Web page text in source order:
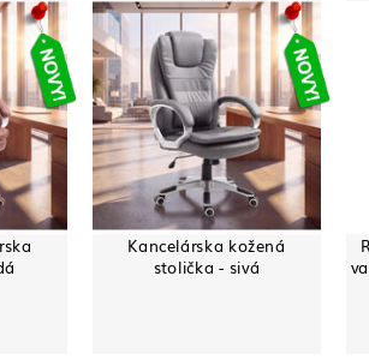
Kancelárska kožená
stolička - sivá